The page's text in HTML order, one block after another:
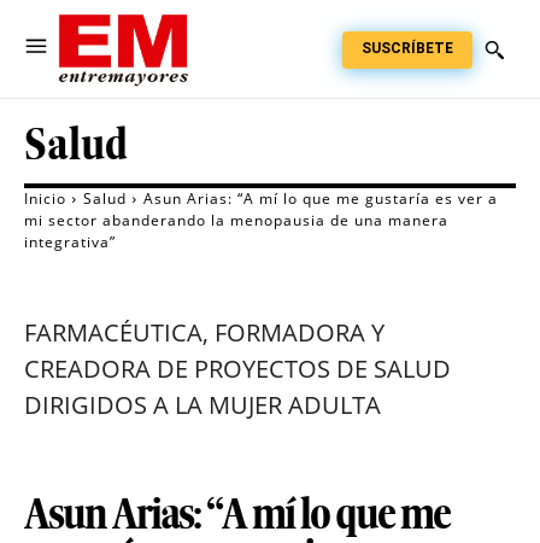
SUSCRÍBETE
Salud
Inicio Salud
Asun Arias: “A mí lo que me gustaría es ver a
mi sector abanderando la menopausia de una manera
integrativa”
FARMACÉUTICA, FORMADORA Y
CREADORA DE PROYECTOS DE SALUD
DIRIGIDOS A LA MUJER ADULTA
Asun Arias: “A mí lo que me